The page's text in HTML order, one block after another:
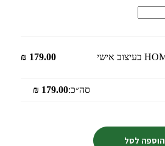
₪ 179.00
סה״כ: ₪ 179.00
הוספה לסל